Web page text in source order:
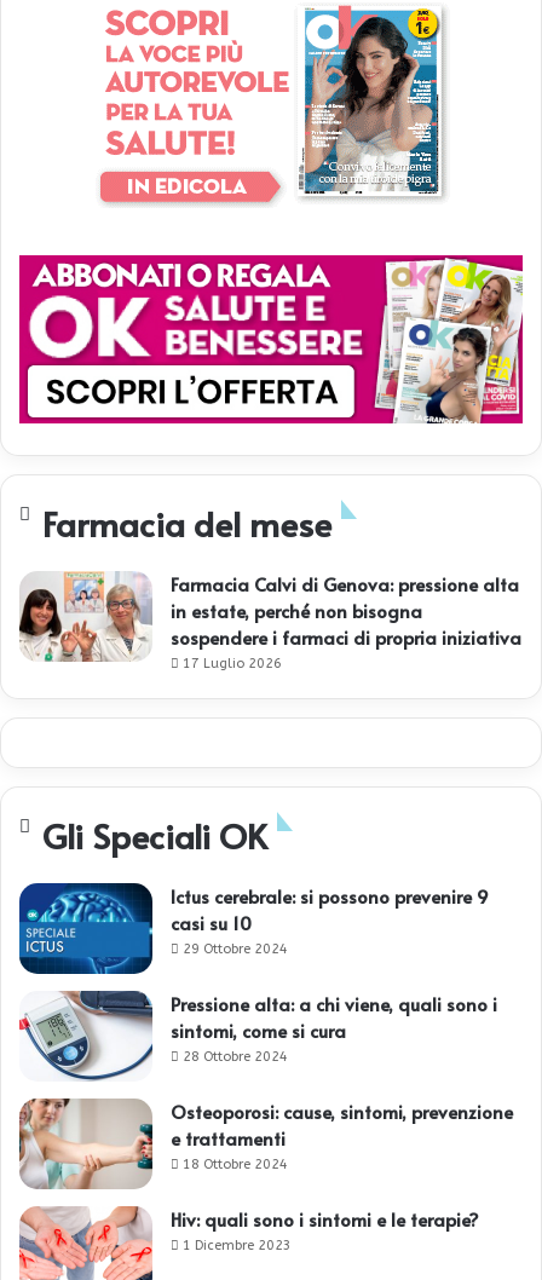
Farmacia del mese
Farmacia Calvi di Genova: pressione alta
in estate, perché non bisogna
sospendere i farmaci di propria iniziativa
17 Luglio 2026
Gli Speciali OK
Ictus cerebrale: si possono prevenire 9
casi su 10
29 Ottobre 2024
Pressione alta: a chi viene, quali sono i
sintomi, come si cura
28 Ottobre 2024
Osteoporosi: cause, sintomi, prevenzione
e trattamenti
18 Ottobre 2024
Hiv: quali sono i sintomi e le terapie?
1 Dicembre 2023